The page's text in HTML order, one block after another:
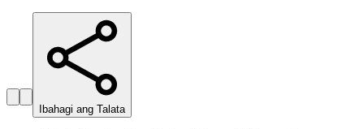
Ibahagi ang Talata